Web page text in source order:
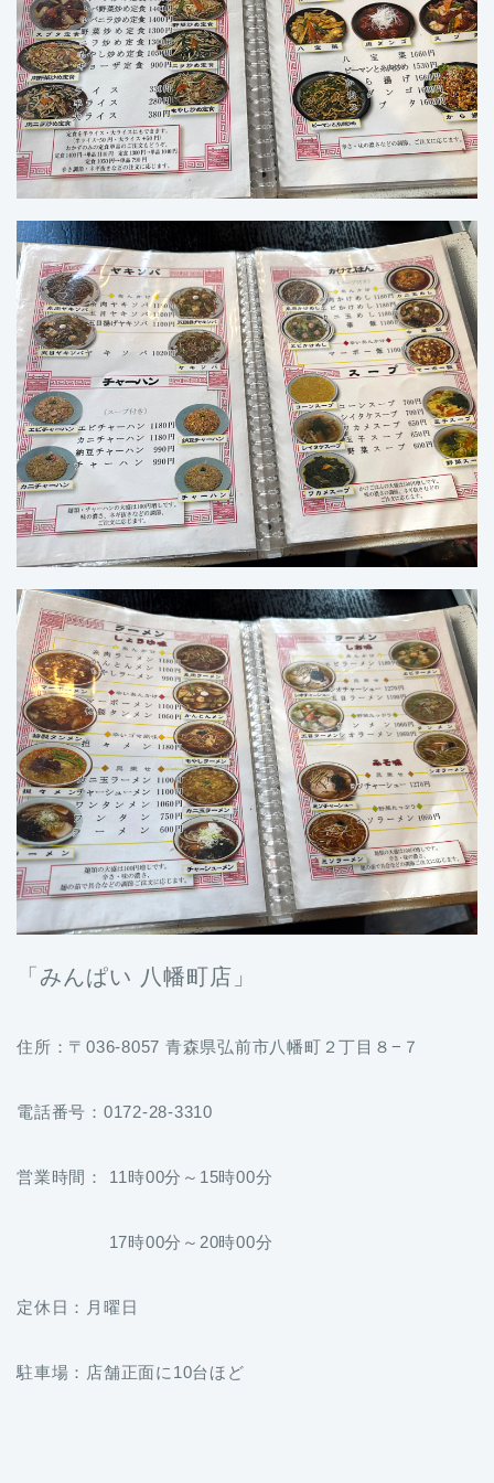
「みんぱい 八幡町店」
住所：〒036-8057 青森県弘前市八幡町２丁目８−７
電話番号：0172-28-3310
営業時間： 11時00分～15時00分
17時00分～20時00分
定休日：月曜日
駐車場：店舗正面に10台ほど